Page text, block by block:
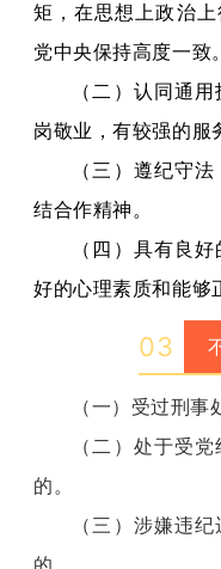
矩，在思想上政治
党中央保持高度一致。
（二）认同通
岗敬业，有较强的服
（三）遵纪守
结合作精神。
（四）具有良
好的心理素质和能够
03
（一）受过刑事
（二）处于受
的。
（三）涉嫌违